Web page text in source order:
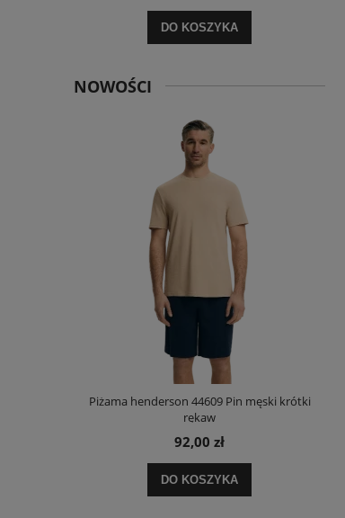
DO KOSZYKA
NOWOŚCI
Piżama henderson 44609 Pin męski krótki
rękaw
92,00 zł
DO KOSZYKA